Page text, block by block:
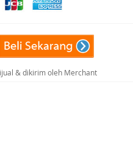
& dikirim oleh Merchant